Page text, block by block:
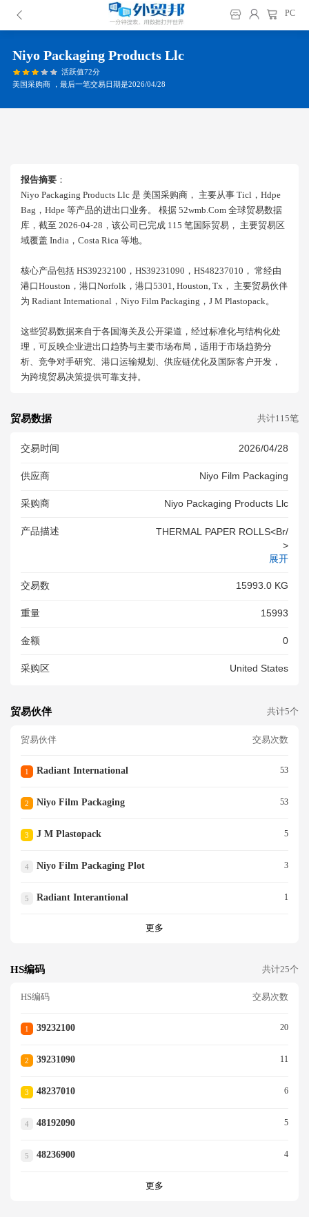
PC
Niyo Packaging Products Llc
活跃值72分
美国采购商 ，最后一笔交易日期是2026/04/28
报告摘要 ：
Niyo Packaging Products Llc 是 美国采购商， 主要从事 Ticl，hdpe
Bag，hdpe 等产品的进出口业务。 根据 52wmb.com 全球贸易数据
库，截至 2026-04-28，该公司已完成 115 笔国际贸易， 主要贸易区
域覆盖 India，costa Rica 等地。
核心产品包括 HS39232100，HS39231090，HS48237010， 常经由
港口houston，港口norfolk，港口5301, Houston, Tx， 主要贸易伙伴
为 Radiant International，niyo Film Packaging，j M Plastopack。
这些贸易数据来自于各国海关及公开渠道，经过标准化与结构化处
理，可反映企业进出口趋势与主要市场布局，适用于市场趋势分
析、竞争对手研究、港口运输规划、供应链优化及国际客户开发，
为跨境贸易决策提供可靠支持。
贸易数据 共计115笔
交易时间 2026/04/28
供应商 Niyo Film Packaging
采购商 Niyo Packaging Products Llc
产品描述
THERMAL PAPER ROLLS<br/
>
展开
交易数 15993.0 KG
重量 15993
金额 0
采购区 United States
贸易伙伴 共计5个
贸易伙伴 交易次数
1 Radiant International 53
2 Niyo Film Packaging 53
3 J M Plastopack 5
4 Niyo Film Packaging Plot 3
5 Radiant Interantional 1
更多
HS编码 共计25个
HS编码 交易次数
1 39232100 20
2 39231090 11
3 48237010 6
4 48192090 5
5 48236900 4
更多